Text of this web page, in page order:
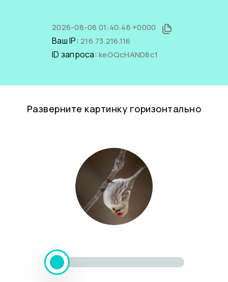
2026-08-08 01:40:46 +0000
Ваш IP: 216.73.216.116
ID запроса: keGQcHAND8c1
Разверните картинку горизонтально